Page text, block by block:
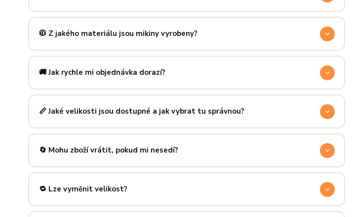
Používáme prémiovou 100% bavlnu — měkkou na dotek, prodyšnou a odolnou. Produkt si
zachová tvar i barvu i po desítkách praní. Kvalita, kterou pocítíš hned při prvním oblečení.
🧥 Z jakého materiálu jsou mikiny vyrobeny?
Mikiny šijeme ze směsi80 % bavlny a 20 % polyesteru— příjemně hřejivá, pevná a zároveň
prodyšná kombinace, která si dlouho drží tvar i po opakovaném praní.
🚚 Jak rychle mi objednávka dorazí?
Mimo sezónu balíme a odesíláme do 3 pracovních dní. Doručení přes PPL, GLS nebo Českou
poštu trvá obvykle 1–3 pracovní dny — zboží tak můžeš mít u sebe už za pár dní.
📏 Jaké velikosti jsou dostupné a jak vybrat tu správnou?
Nabízíme velikosti XS až 5XL, takže si vybere opravdu každý. Klikni naPrůvodce velikostmi
výše — najdeš tam přesné míry v cm a výběr velikosti bude hračka.
🔄 Mohu zboží vrátit, pokud mi nesedí?
Samozřejmě. Máš plných14 dní na vráceníbez udání důvodu. Stačí nás kontaktovat na
info@ilus.cza vše vyřídíme rychle a bez komplikací.
🔁 Lze vyměnit velikost?
Standardně výměnu nenabízíme, ale víme, že se to stane — proto se nebojte napsat na